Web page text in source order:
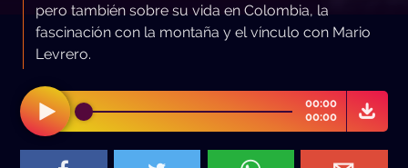
pero también sobre su vida en Colombia, la
fascinación con la montaña y el vínculo con Mario
Levrero.
00:00
00:00